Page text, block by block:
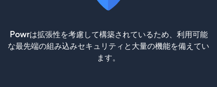
Powrは拡張性を考慮して構築されているため、利用可能
な最先端の組み込みセキュリティと大量の機能を備えてい
ます。